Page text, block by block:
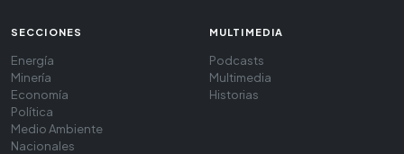
SECCIONES
Energía
Minería
Economía
Política
Medio Ambiente
Nacionales
MULTIMEDIA
Podcasts
Multimedia
Historias